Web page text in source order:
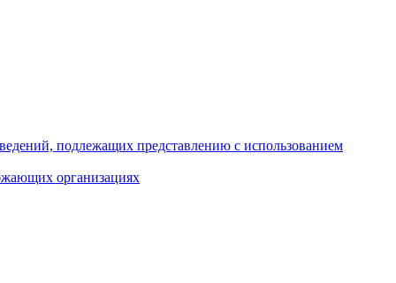
подлежащих представлению с использованием
организациях